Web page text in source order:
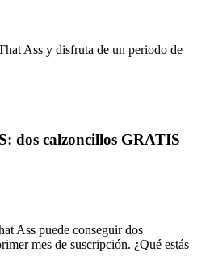
Ass y disfruta de un periodo de
dos calzoncillos GRATIS
Ass puede conseguir dos
mes de suscripción. ¿Qué estás